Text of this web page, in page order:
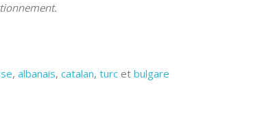
, albanais, catalan, turc et bulgare